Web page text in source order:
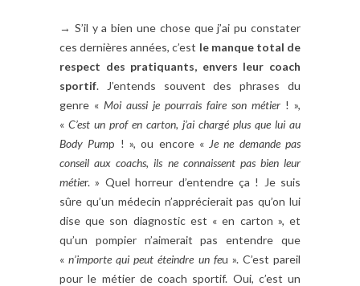
→ S’il y a bien une chose que j’ai pu constater
ces dernières années, c’est le manque total de
respect des pratiquants, envers leur coach
sportif. J’entends souvent des phrases du
genre « Moi aussi je pourrais faire son métier ! »,
« C’est un prof en carton, j’ai chargé plus que lui au
Body Pump ! », ou encore « Je ne demande pas
conseil aux coachs, ils ne connaissent pas bien leur
métier. » Quel horreur d’entendre ça ! Je suis
sûre qu’un médecin n’apprécierait pas qu’on lui
dise que son diagnostic est « en carton », et
qu’un pompier n’aimerait pas entendre que
«n’importe qui peut éteindre un feu ». C’est pareil
pour le métier de coach sportif. Oui, c’est un